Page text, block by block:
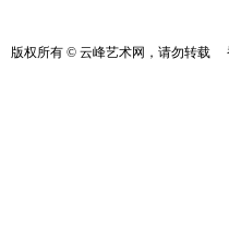
版权所有 © 云峰艺术网，请勿转载